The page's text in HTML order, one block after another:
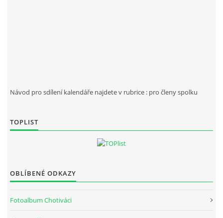
Návod pro sdílení kalendáře najdete v rubrice : pro členy spolku
TOPLIST
OBLÍBENÉ ODKAZY
Fotoalbum Chotiváci